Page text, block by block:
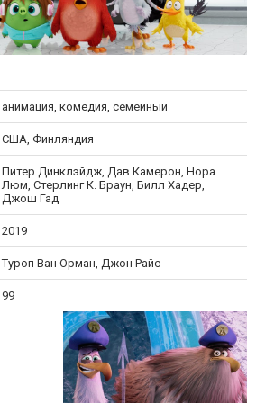
анимация, комедия, семейный
США, Финляндия
Питер Динклэйдж, Дав Камерон, Нора
Люм, Стерлинг К. Браун, Билл Хадер,
Джош Гад
2019
Туроп Ван Орман, Джон Райс
99